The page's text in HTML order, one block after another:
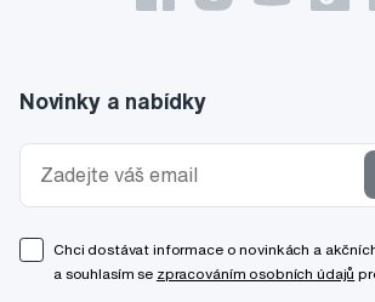
Novinky a nabídky
Chci dostávat informace o novinkách a
a souhlasím se zpracováním osobních údajů